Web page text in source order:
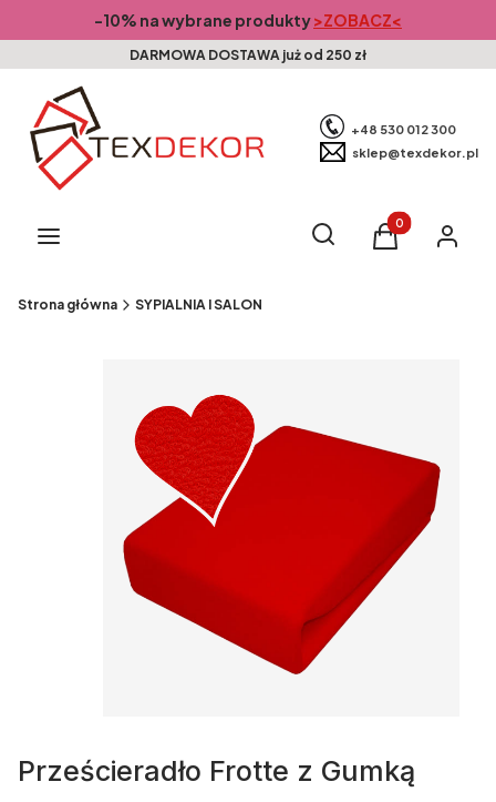
-10% na wybrane produkty>ZOBACZ<
DARMOWA DOSTAWA już od 250 zł
+48 530 012 300
sklep@texdekor.pl
Menu Otwórz wyszukiwarkę
Szukaj Produkty w
Koszyk Zaloguj
Strona główna SYPIALNIA I SALON
Prześcieradło Frotte z Gumką